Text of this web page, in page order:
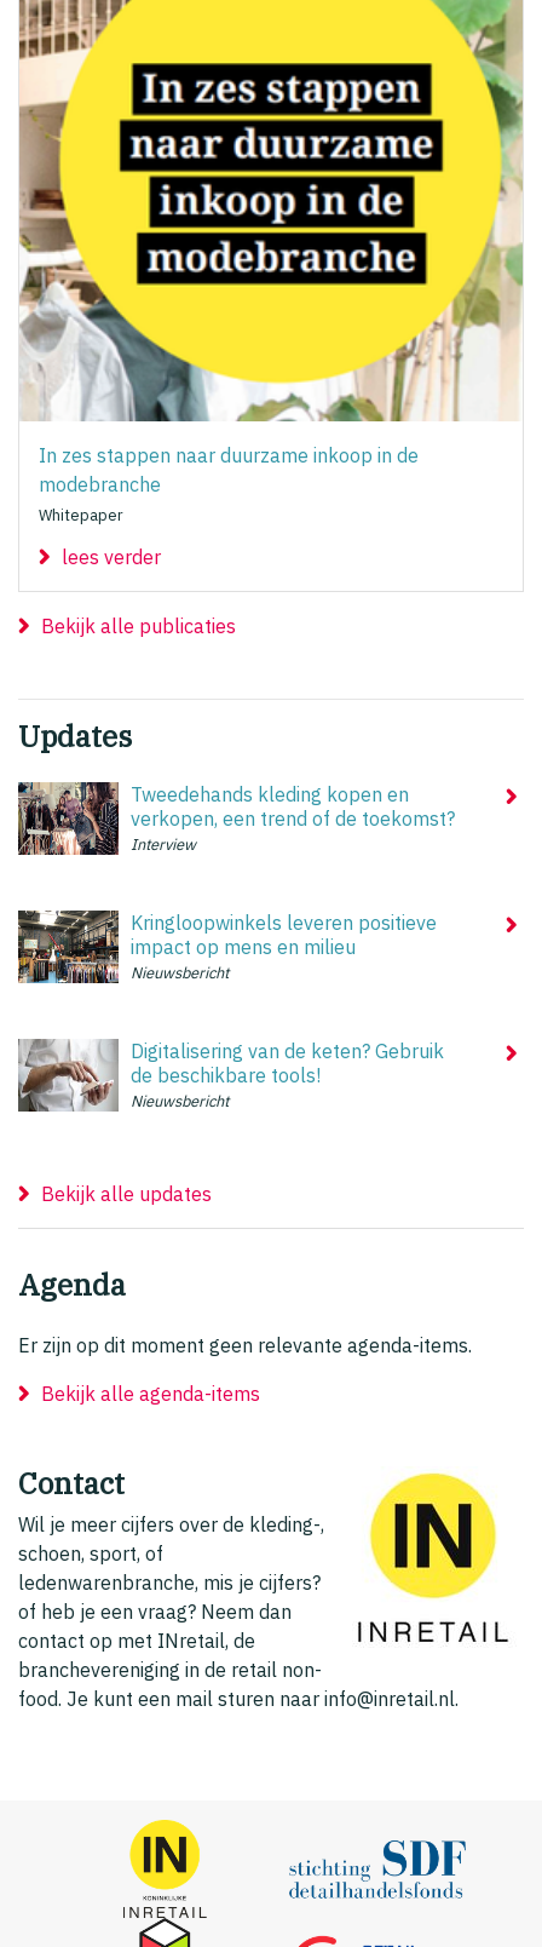
In zes stappen naar duurzame inkoop in de
modebranche
Whitepaper
lees verder
Bekijk alle publicaties
Updates
Tweedehands kleding kopen en
verkopen, een trend of de toekomst?
Interview
Kringloopwinkels leveren positieve
impact op mens en milieu
Nieuwsbericht
Digitalisering van de keten? Gebruik
de beschikbare tools!
Nieuwsbericht
Bekijk alle updates
Agenda
Er zijn op dit moment geen relevante agenda-items.
Bekijk alle agenda-items
Contact
Wil je meer cijfers over de kleding-,
schoen, sport, of
ledenwarenbranche, mis je cijfers?
of heb je een vraag? Neem dan
contact op met INretail, de
branchevereniging in de retail non-
food. Je kunt een mail sturen naar info@inretail.nl.